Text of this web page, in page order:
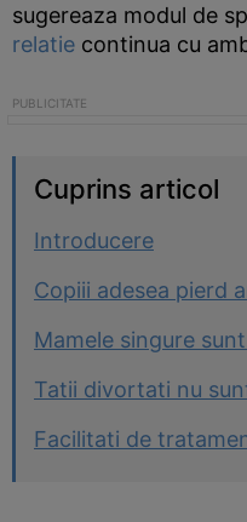
sugereaza modul de
relatie continua cu
Cuprins articol
Introducere
Copiii adesea pierd
Mamele singure
Tatii divortati nu
Facilitati de